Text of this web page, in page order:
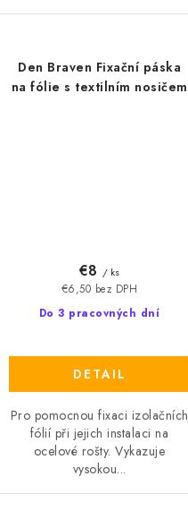
Den Braven Fixační páska
na fólie s textilním nosičem
Do 3 pracovných dní
€6,50 bez DPH
€8 / ks
DETAIL
Pro pomocnou fixaci izolačních
fólií při jejich instalaci na
ocelové rošty. Vykazuje
vysokou...